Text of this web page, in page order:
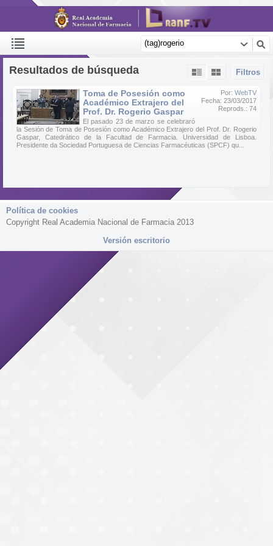
Filtros
Resultados de búsqueda
Por: WebTV
Fecha: 23/03/2017
Reprods.: 74
Toma de Posesión como
Académico Extrajero del
Prof. Dr. Rogerio Gaspar
El pasado 23 de marzo se celebraró
la Sesión de Toma de Posesión como Académico Extrajero del Prof. Dr. Rogerio
Gaspar, Catedrático de la Facultad de Farmacia. Universidad de Lisboa.
Presidente da Sociedad Portuguesa de Ciencias Farmacéuticas (SPCF) qu...
Política de cookies
Copyright Real Academia Nacional de Farmacia 2013
Versión escritorio